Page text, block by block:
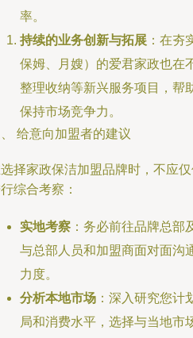
率。
持续的业务创新与拓展 ：在夯
保姆、月嫂）的爱君家政也在
整理收纳等新兴服务项目，帮
保持市场竞争力。
给意向加盟者的建议
择家政保洁加盟品牌时，不应
综合考察：
实地考察 ：务必前往品牌总
与总部人员和加盟商面对面沟
力度。
分析本地市场 ：深入研究您计
局和消费水平，选择与当地市